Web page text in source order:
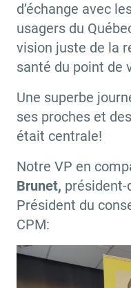
d’échange avec
usagers du
vision juste de la
santé du point de
Une superbe
ses proches et
était centrale!
Notre VP en
Brunet,
Président du
CPM: